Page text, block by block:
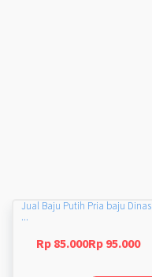
Jual Baju Putih Pria baju Dinas
...
Rp 85.000Rp 95.000